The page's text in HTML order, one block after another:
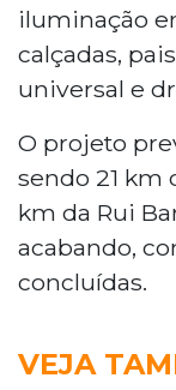
iluminação
calçadas,
universal e
O projeto
sendo 21 km
km da Rui
acabando,
concluídas.
VEJA